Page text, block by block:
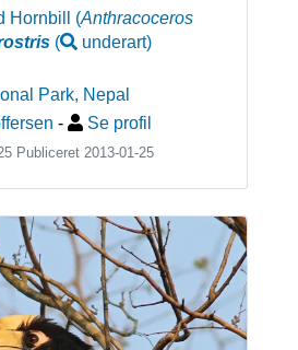
Hornbill
(Anthracoceros
( underart)
Park, Nepal
- Se profil
Publiceret 2013-01-25